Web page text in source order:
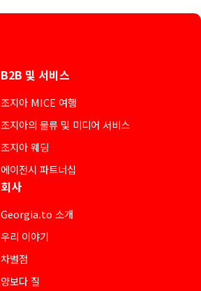
B2B 및 서비스
조지아 MICE 여행
조지아의 물류 및 미디어 서비스
조지아 웨딩
에이전시 파트너십
회사
Georgia.to 소개
우리 이야기
차별점
양보다 질